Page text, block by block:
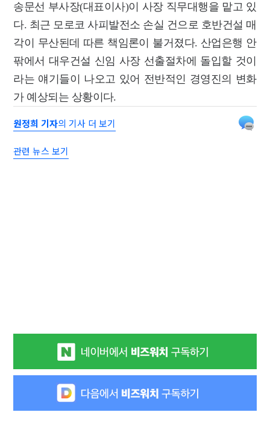
송문선 부사장(대표이사)이 사장 직무대행을 맡고 있
다. 최근 모로코 사피발전소 손실 건으로 호반건설 매
각이 무산된데 따른 책임론이 불거졌다. 산업은행 안
팎에서 대우건설 신임 사장 선출절차에 돌입할 것이
라는 얘기들이 나오고 있어 전반적인 경영진의 변화
가 예상되는 상황이다.
원정희 기자의 기사 더 보기
관련 뉴스 보기